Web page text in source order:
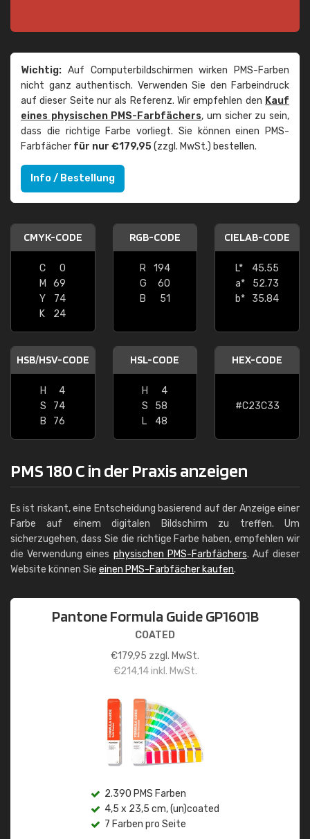
Wichtig: Auf Computerbildschirmen wirken PMS-Farben
nicht ganz authentisch. Verwenden Sie den Farbeindruck
auf dieser Seite nur als Referenz. Wir empfehlen den Kauf
eines physischen PMS-Farbfächers, um sicher zu sein,
dass die richtige Farbe vorliegt. Sie können einen PMS-
Farbfächer für nur €179,95(zzgl. MwSt.) bestellen.
Info / Bestellung
CMYK-CODE
C
0
M
69
Y
74
K
24
RGB-CODE
R
194
G
60
B
51
CIELAB-CODE
L*
45.55
a*
52.73
b*
35.84
HSB/HSV-CODE
H
4
S
74
B
76
HSL-CODE
H
4
S
58
L
48
HEX-CODE
#C23C33
PMS 180 C in der Praxis anzeigen
Es ist riskant, eine Entscheidung basierend auf der Anzeige einer
Farbe auf einem digitalen Bildschirm zu treffen. Um
sicherzugehen, dass Sie die richtige Farbe haben, empfehlen wir
die Verwendung eines physischen PMS-Farbfächers. Auf dieser
Website können Sie einen PMS-Farbfächer kaufen.
Pantone Formula Guide GP1601B
COATED
€179,95 zzgl. MwSt.
€214,14inkl. MwSt.
2.390 PMS Farben
4,5 x 23,5 cm, (un)coated
7 Farben pro Seite